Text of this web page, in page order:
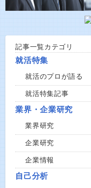
記事一覧カテゴリ
就活特集
就活のプロが語る
就活特集記事
業界・企業研究
業界研究
企業研究
企業情報
自己分析